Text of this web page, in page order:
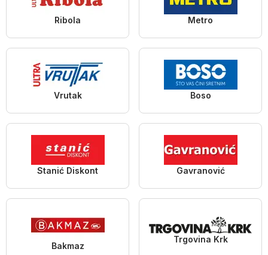
Ribola Metro
Vrutak Boso
Stanić Diskont Gavranović
Bakmaz
Trgovina Krk